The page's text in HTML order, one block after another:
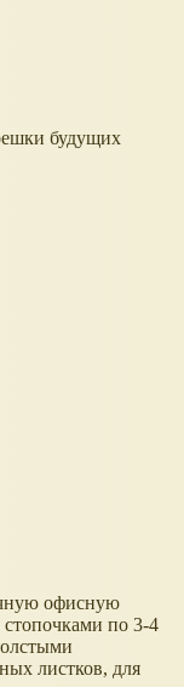
будущих
офисную
по 3-4
листков, для